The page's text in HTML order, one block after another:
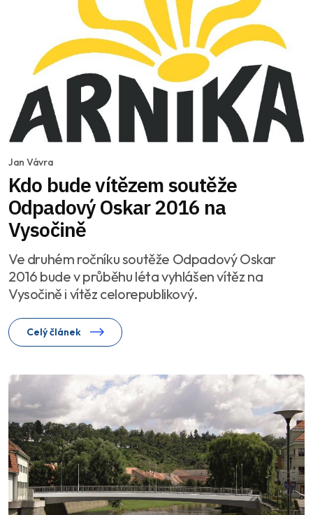
Jan Vávra
Kdo bude vítězem soutěže
Odpadový Oskar 2016 na
Vysočině
Ve druhém ročníku soutěže Odpadový Oskar
2016 bude v průběhu léta vyhlášen vítěz na
Vysočině i vítěz celorepublikový.
Celý článek